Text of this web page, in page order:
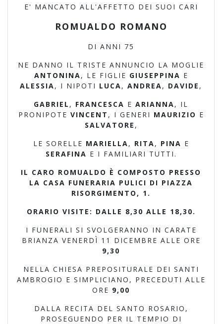
E' MANCATO ALL'AFFETTO DEI SUOI CARI
ROMUALDO ROMANO
DI ANNI 75
NE DANNO IL TRISTE ANNUNCIO LA MOGLIE
ANTONINA, LE FIGLIE GIUSEPPINA E
ALESSIA, I NIPOTI LUCA, ANDREA, DAVIDE ,
GABRIEL , FRANCESCA E ARIANNA, IL
PRONIPOTE VINCENT , I GENERI MAURIZIO E
SALVATORE ,
LE SORELLE MARIELLA, RITA, PINA E
SERAFINA E I FAMILIARI TUTTI.
IL CARO ROMUALDO È COMPOSTO PRESSO
LA CASA FUNERARIA PULICI DI PIAZZA
RISORGIMENTO, 1.
ORARIO VISITE: DALLE 8,30 ALLE 18,30.
I FUNERALI SI SVOLGERANNO IN CARATE
BRIANZA VENERDÌ 11 DICEMBRE ALLE ORE
9,30
NELLA CHIESA PREPOSITURALE DEI SANTI
AMBROGIO E SIMPLICIANO, PRECEDUTI ALLE
ORE 9,00
DALLA RECITA DEL SANTO ROSARIO,
PROSEGUENDO PER IL TEMPIO DI